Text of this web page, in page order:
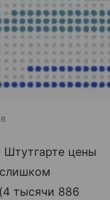
цены
тысячи 886